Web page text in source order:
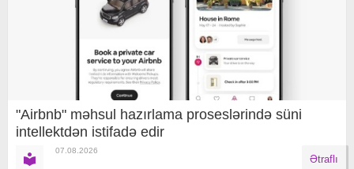
"Airbnb" məhsul hazırlama proseslərində süni
intellektdən istifadə edir
07.08.2026
Ətraflı